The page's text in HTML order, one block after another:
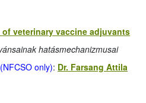
veterinary vaccine adjuvants
hatásmechanizmusai
only): Dr. Farsang Attila